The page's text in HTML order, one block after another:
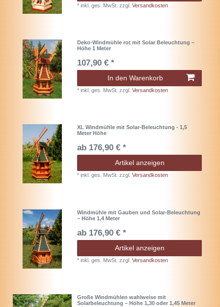
*inkl. ges. MwSt. zzgl.Versandkosten
Deko-Windmühle rot mit Solar Beleuchtung –
Höhe 1 Meter
107,90 € *
In den Warenkorb
*inkl. ges. MwSt. zzgl.Versandkosten
XL Windmühle mit Solar-Beleuchtung - 1,5
Meter Höhe
ab 176,90 € *
Artikel anzeigen
*inkl. ges. MwSt. zzgl.Versandkosten
Windmühle mit Gauben und Solar-Beleuchtung
– Höhe 1,4 Meter
ab 176,90 € *
Artikel anzeigen
*inkl. ges. MwSt. zzgl.Versandkosten
Große Windmühlen wahlweise mit
Solarbeleuchtung – Höhe 1,30 oder 1,45 Meter